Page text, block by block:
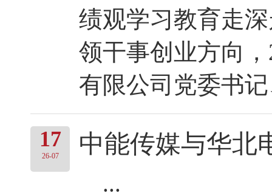
绩观学习教育走
领干事创业方向
有限公司党委书
17
26-07 中能传媒与华北
...